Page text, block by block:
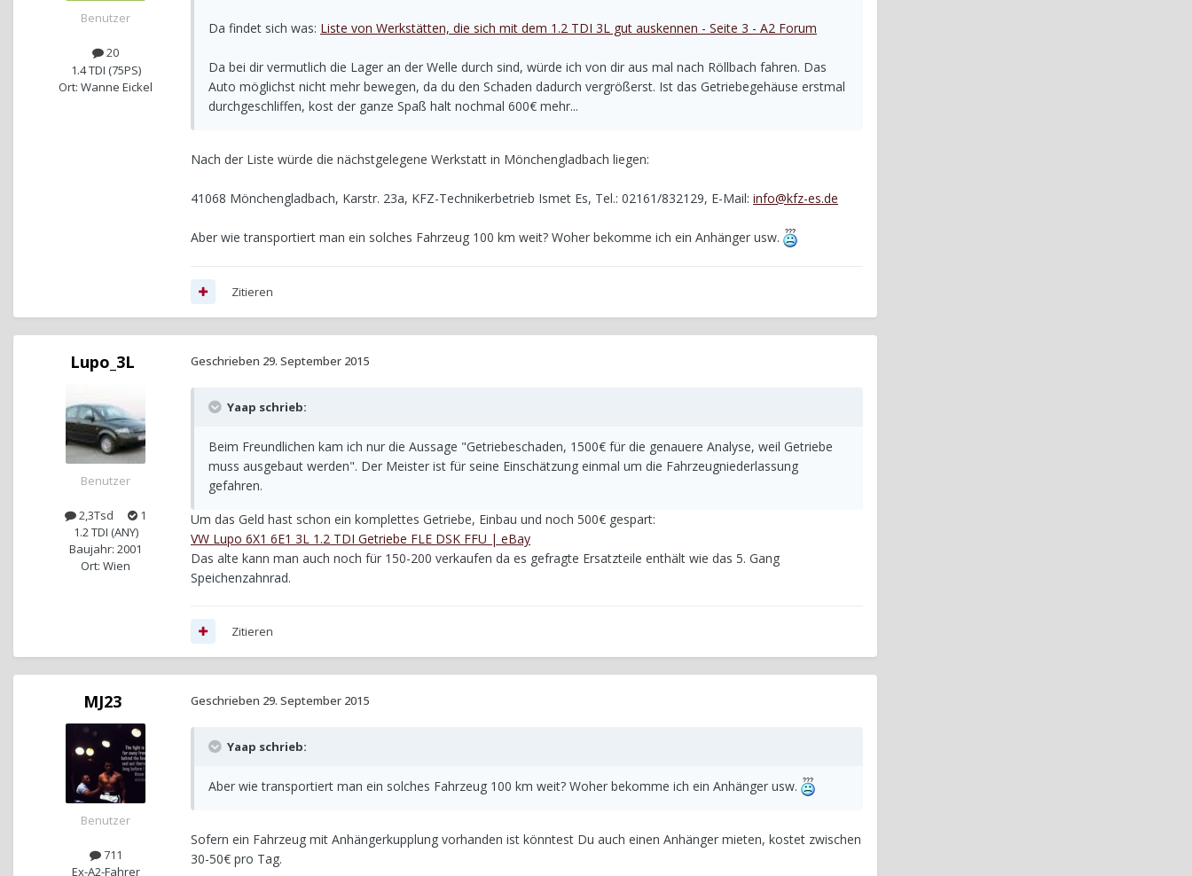
Benutzer
20
1.4 TDI (75PS)
Ort: Wanne Eickel
Da findet sich was: Liste von Werkstätten, die sich mit dem 1.2 TDI 3L gut auskennen - Seite 3 - A2 Forum
Da bei dir vermutlich die Lager an der Welle durch sind, würde ich von dir aus mal nach Röllbach fahren. Das
Auto möglichst nicht mehr bewegen, da du den Schaden dadurch vergrößerst. Ist das Getriebegehäuse erstmal
durchgeschliffen, kost der ganze Spaß halt nochmal 600€ mehr...
Nach der Liste würde die nächstgelegene Werkstatt in Mönchengladbach liegen:
41068 Mönchengladbach, Karstr. 23a, KFZ-Technikerbetrieb Ismet Es, Tel.: 02161/832129, E-Mail: info@kfz-es.de
Aber wie transportiert man ein solches Fahrzeug 100 km weit? Woher bekomme ich ein Anhänger usw.
Zitieren
Lupo_3L
Benutzer
2,3Tsd
1
1.2 TDI (ANY)
Baujahr: 2001
Ort: Wien
Geschrieben 29. September 2015
Yaap schrieb:
Beim Freundlichen kam ich nur die Aussage "Getriebeschaden, 1500€ für die genauere Analyse, weil Getriebe
muss ausgebaut werden". Der Meister ist für seine Einschätzung einmal um die Fahrzeugniederlassung
gefahren.
Um das Geld hast schon ein komplettes Getriebe, Einbau und noch 500€ gespart:
VW Lupo 6X1 6E1 3L 1.2 TDI Getriebe FLE DSK FFU | eBay
Das alte kann man auch noch für 150-200 verkaufen da es gefragte Ersatzteile enthält wie das 5. Gang
Speichenzahnrad.
Zitieren
MJ23
Benutzer
711
Ex-A2-Fahrer
Geschrieben 29. September 2015
Yaap schrieb:
Aber wie transportiert man ein solches Fahrzeug 100 km weit? Woher bekomme ich ein Anhänger usw.
Sofern ein Fahrzeug mit Anhängerkupplung vorhanden ist könntest Du auch einen Anhänger mieten, kostet zwischen
30-50€ pro Tag.